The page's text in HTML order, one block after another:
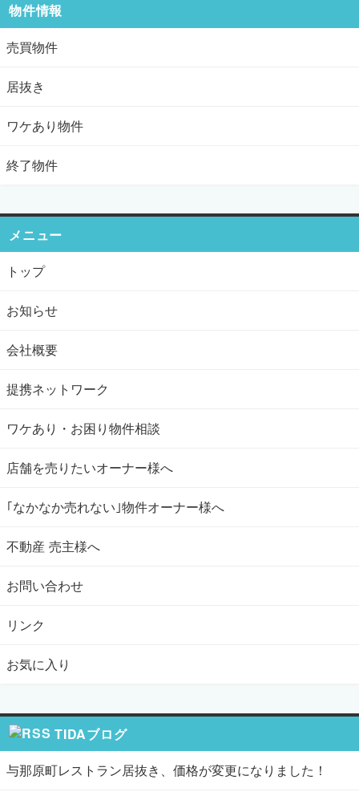
物件情報
売買物件
居抜き
ワケあり物件
終了物件
メニュー
トップ
お知らせ
会社概要
提携ネットワーク
ワケあり・お困り物件相談
店舗を売りたいオーナー様へ
｢なかなか売れない｣物件オーナー様へ
不動産 売主様へ
お問い合わせ
リンク
お気に入り
TIDAブログ
与那原町レストラン居抜き、価格が変更になりました！